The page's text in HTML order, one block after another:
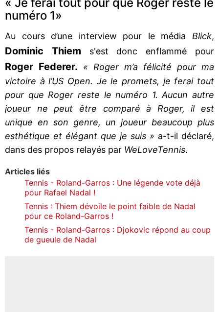
numéro 1»
Au cours d’une interview pour le média Blick,
Dominic Thiem s'est donc enflammé pour
Roger Federer. « Roger m’a félicité pour ma
victoire à l’US Open. Je le promets, je ferai tout
pour que Roger reste le numéro 1. Aucun autre
joueur ne peut être comparé à Roger, il est
unique en son genre, un joueur beaucoup plus
esthétique et élégant que je suis » a-t-il déclaré,
dans des propos relayés par WeLoveTennis.
Articles liés
Tennis - Roland-Garros : Une légende vote déjà
pour Rafael Nadal !
Tennis : Thiem dévoile le point faible de Nadal
pour ce Roland-Garros !
Tennis - Roland-Garros : Djokovic répond au coup
de gueule de Nadal